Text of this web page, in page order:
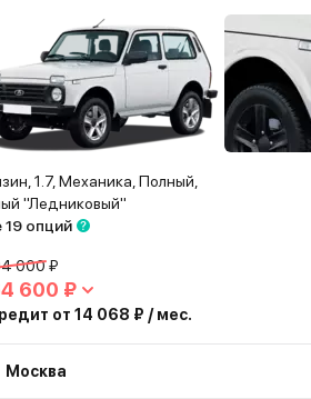
1.7, Механика, Полный,
"Ледниковый"
19 опций
000 ₽
600 ₽
от 14 068 ₽ / мес.
Москва